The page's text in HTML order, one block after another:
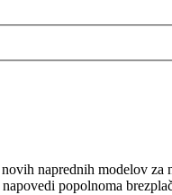
naprednih modelov za
popolnoma